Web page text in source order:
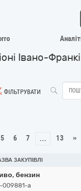
Івано-
ФІЛЬТРУВАТИ
5 6 7 … 13 »
ЗАКУПІВЛІ
бензин
009881-a